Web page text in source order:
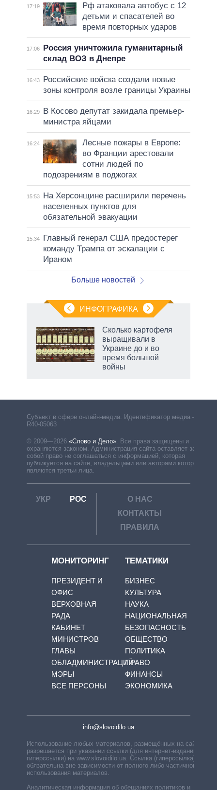
17:19
Рф атаковала автобус с 12
детьми и спасателей во
время повторных ударов
17:06
Россия уничтожила гуманитарный
склад ВОЗ в Днепре
16:43
Российские войска создали новые
зоны контроля возле границы Украины
16:29
В Косово депутат закидала премьер-
министра яйцами
16:24
Лесные пожары в Европе:
во Франции арестовали
сотни людей по
подозрениям в поджогах
15:53
На Херсонщине расширили перечень
населенных пунктов для
обязательной эвакуации
15:34
Главный генерал США предостерег
команду Трампа от эскалации с
Ираном
Больше новостей
ИНФОГРАФИКА
Сколько картофеля
выращивали в
Украине до и во
время большой
войны
Субъект в сфере онлайн-медиа. Идентификатор медиа –
R40-05063
© 2009—2026 «Слово и Дело» Все права защищены и
охраняются законом. Администрация сайта оставляет за
собой право не соглашаться с информацией, которая
публикуется на сайте, владельцами или авторами которой
являются третьи лица.
УКР РОС
О НАС
КОНТАКТЫ
ПРАВИЛА
МОНИТОРИНГ
ПРЕЗИДЕНТ И
ОФИС
ВЕРХОВНАЯ
РАДА
КАБИНЕТ
МИНИСТРОВ
ГЛАВЫ
ОБЛАДМИНИСТРАЦИЙ
МЭРЫ
ВСЕ ПЕРСОНЫ
ТЕМАТИКИ
БИЗНЕС
КУЛЬТУРА
НАУКА
НАЦИОНАЛЬНАЯ
БЕЗОПАСНОСТЬ
ОБЩЕСТВО
ПОЛИТИКА
ПРАВО
ФИНАНСЫ
ЭКОНОМИКА
info@slovoidilo.ua
Использование любых материалов, размещённых на сайте,
разрешается при указании ссылки (для интернет-изданий —
гиперссылки) на www.slovoidilo.ua. Ссылка (гиперссылка)
обязательна вне зависимости от полного либо частичного
использования материалов.
Аналитическая информация об обещаниях политиков и